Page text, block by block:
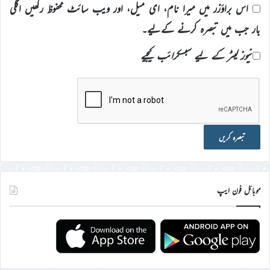
اس براؤزر میں میرا نام، ای میل، اور ویب سائٹ محفوظ رکھیں اگلی
بار جب میں تبصرہ کرنے کےلیے۔
نیوز لیٹر کے لیے سبسکرائب کیجیے
موبائل فون ایپ